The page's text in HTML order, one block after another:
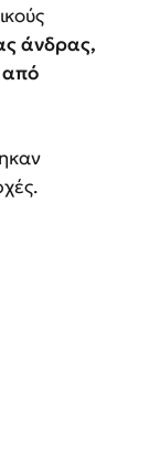
άνδρας,
από